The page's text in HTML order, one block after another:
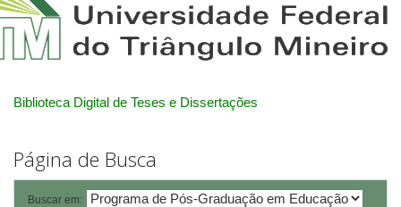
Biblioteca Digital de Teses e Dissertações
Página de Busca
Buscar em: